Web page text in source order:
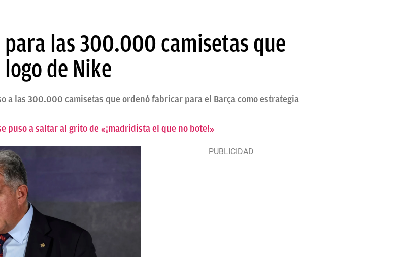
las 300.000 camisetas que
de Nike
a las 300.000 camisetas que ordenó fabricar para el Barça como estrategia
puso a saltar al grito de «¡madridista el que no bote!»